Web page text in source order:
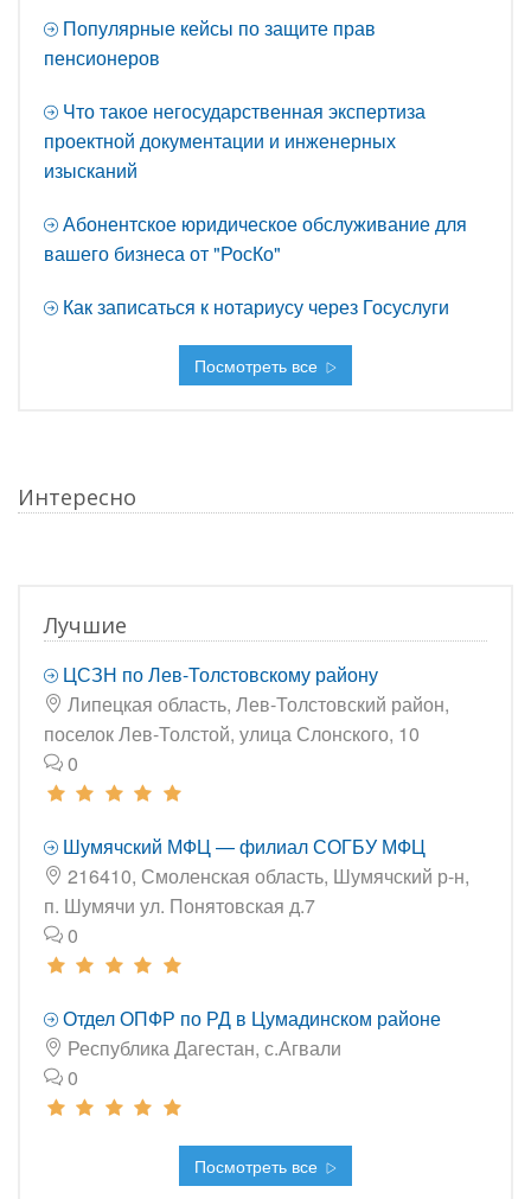
Популярные кейсы по защите прав
пенсионеров
Что такое негосударственная экспертиза
проектной документации и инженерных
изысканий
Абонентское юридическое обслуживание для
вашего бизнеса от "РосКо"
Как записаться к нотариусу через Госуслуги
Посмотреть все
Интересно
Лучшие
ЦСЗН по Лев-Толстовскому району
Липецкая область, Лев-Толстовский район,
поселок Лев-Толстой, улица Слонского, 10
0
Шумячский МФЦ — филиал СОГБУ МФЦ
216410, Смоленская область, Шумячский р-н,
п. Шумячи ул. Понятовская д.7
0
Отдел ОПФР по РД в Цумадинском районе
Республика Дагестан, с.Агвали
0
Посмотреть все